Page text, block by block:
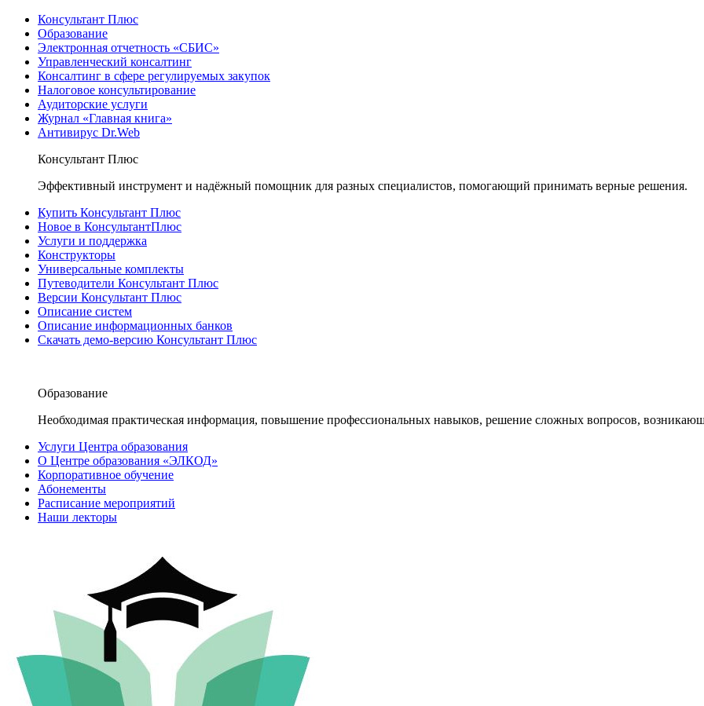
Консультант Плюс
Образование
Электронная отчетность «СБИС»
Управленческий консалтинг
Консалтинг в сфере регулируемых закупок
Налоговое консультирование
Аудиторские услуги
Журнал «Главная книга»
Антивирус Dr.Web
Консультант Плюс
Эффективный инструмент и надёжный помощник для разных специалистов, помогающий принимать верные решения.
Купить Консультант Плюс
Новое в КонсультантПлюс
Услуги и поддержка
Конструкторы
Универсальные комплекты
Путеводители Консультант Плюс
Версии Консультант Плюс
Описание систем
Описание информационных банков
Скачать демо-версию Консультант Плюс
Образование
Необходимая практическая информация, повышение профессиональных навыков, решение сложных вопросов,
Услуги Центра образования
О Центре образования «ЭЛКОД»
Корпоративное обучение
Абонементы
Расписание мероприятий
Наши лекторы